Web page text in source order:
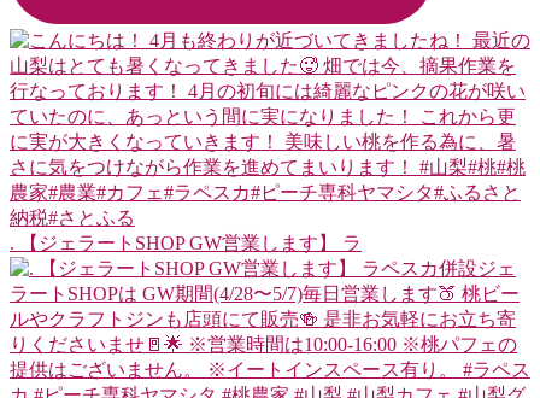
. 【ジェラートSHOP GW営業します】 ラ